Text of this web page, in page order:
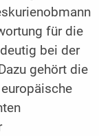
für die
bei der
gehört die